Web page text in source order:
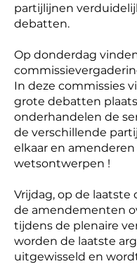
partijlijnen
debatten.
​Op donderdag
In deze commissies
grote debatten
onderhandelen de
de verschillende
elkaar en amenderen
wetsontwerpen !
Vrijdag, op de laatste
de amendementen
tijdens de plenaire
worden de laatste
uitgewisseld en